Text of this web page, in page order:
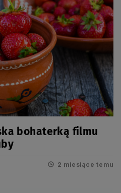
bohaterką filmu
2 miesiące temu